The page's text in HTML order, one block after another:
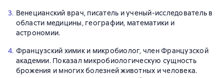
3. Венецианский врач, писатель и ученый-исследователь в
области медицины, географии, математики и
астрономии.
4. Французский химик и микробиолог, член Французской
академии. Показал микробиологическую сущность
брожения и многих болезней животных и человека.